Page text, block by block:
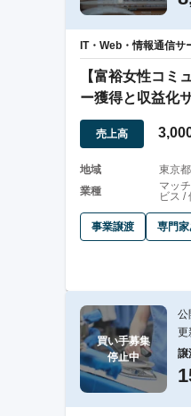
IT・Web・情報通信サ
【富裕女性コミ
ー獲得と収益化
ッスン事業の譲渡
売上高
地域
東京都
業種
マッ
ビス /
事業譲渡 専門家
買い手募集
停止中
公
更
譲